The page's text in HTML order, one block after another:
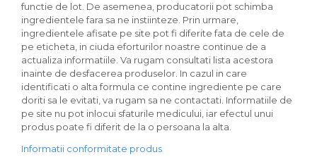
functie de lot. De asemenea, producatorii pot schimba
ingredientele fara sa ne instiinteze. Prin urmare,
ingredientele afisate pe site pot fi diferite fata de cele de
pe eticheta, in ciuda eforturilor noastre continue de a
actualiza informatiile. Va rugam consultati lista acestora
inainte de desfacerea produselor. In cazul in care
identificati o alta formula ce contine ingrediente pe care
doriti sa le evitati, va rugam sa ne contactati. Informatiile de
pe site nu pot inlocui sfaturile medicului, iar efectul unui
produs poate fi diferit de la o persoana la alta.
Informatii conformitate produs